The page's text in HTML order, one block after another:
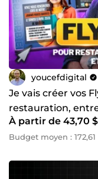
youcefdigital
Je vais créer vos
restauration,
sociaux
À partir de 43,70
Budget moyen : 172,61